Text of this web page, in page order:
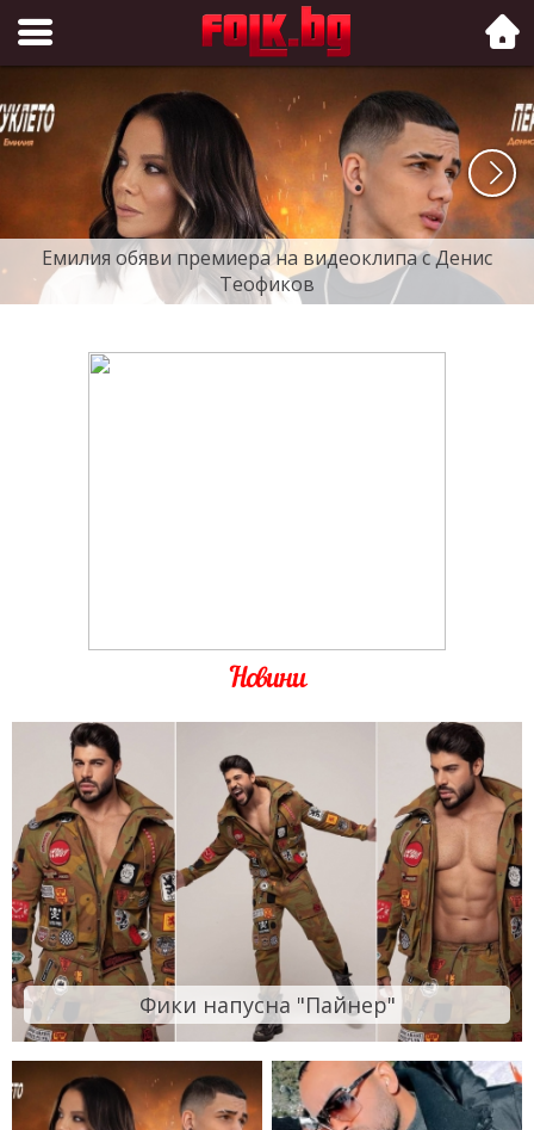
Folk.bg
Емилия обяви премиера на видеоклипа с Денис
Теофиков
Новини
Фики напусна "Пайнер"